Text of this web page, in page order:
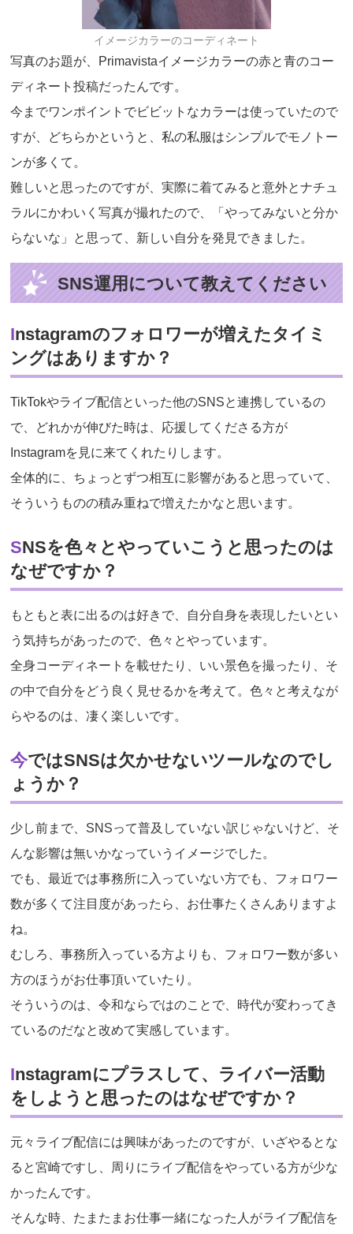
イメージカラーのコーディネート
写真のお題が、Primavistaイメージカラーの赤と青のコー
ディネート投稿だったんです。
今までワンポイントでビビットなカラーは使っていたので
すが、どちらかというと、私の私服はシンプルでモノトー
ンが多くて。
難しいと思ったのですが、実際に着てみると意外とナチュ
ラルにかわいく写真が撮れたので、「やってみないと分か
らないな」と思って、新しい自分を発見できました。
SNS運用について教えてください
Instagramのフォロワーが増えたタイミ
ングはありますか？
TikTokやライブ配信といった他のSNSと連携しているの
で、どれかが伸びた時は、応援してくださる方が
Instagramを見に来てくれたりします。
全体的に、ちょっとずつ相互に影響があると思っていて、
そういうものの積み重ねで増えたかなと思います。
SNSを色々とやっていこうと思ったのは
なぜですか？
もともと表に出るのは好きで、自分自身を表現したいとい
う気持ちがあったので、色々とやっています。
全身コーディネートを載せたり、いい景色を撮ったり、そ
の中で自分をどう良く見せるかを考えて。色々と考えなが
らやるのは、凄く楽しいです。
今ではSNSは欠かせないツールなのでし
ょうか？
少し前まで、SNSって普及していない訳じゃないけど、そ
んな影響は無いかなっていうイメージでした。
でも、最近では事務所に入っていない方でも、フォロワー
数が多くて注目度があったら、お仕事たくさんありますよ
ね。
むしろ、事務所入っている方よりも、フォロワー数が多い
方のほうがお仕事頂いていたり。
そういうのは、令和ならではのことで、時代が変わってき
ているのだなと改めて実感しています。
Instagramにプラスして、ライバー活動
をしようと思ったのはなぜですか？
元々ライブ配信には興味があったのですが、いざやるとな
ると宮崎ですし、周りにライブ配信をやっている方が少な
かったんです。
そんな時、たまたまお仕事一緒になった人がライブ配信を